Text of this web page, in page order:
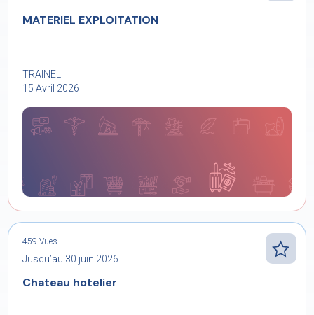
MATERIEL EXPLOITATION
TRAINEL
15 Avril 2026
459 Vues
Jusqu’au 30 juin 2026
Chateau hotelier